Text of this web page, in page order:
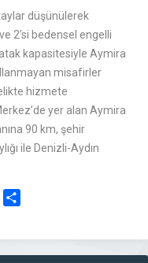
düşünülerek
2’si bedensel engelli
kapasitesiyle Aymira
misafirler
hizmete
yer alan Aymira
90 km, şehir
ile Denizli-Aydın
Email